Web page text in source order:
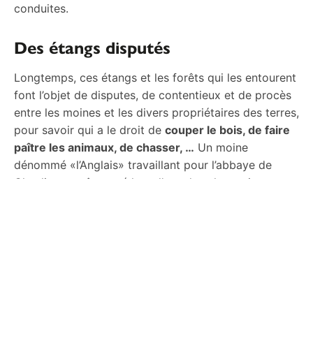
conduites.
Des étangs disputés
Longtemps, ces étangs et les forêts qui les entourent
font l’objet de disputes, de contentieux et de procès
entre les moines et les divers propriétaires des terres,
pour savoir qui a le droit de couper le bois, de faire
paître les animaux, de chasser, … Un moine
dénommé «l’Anglais» travaillant pour l’abbaye de
Chaalis est même tué lors d’une des altercations, en